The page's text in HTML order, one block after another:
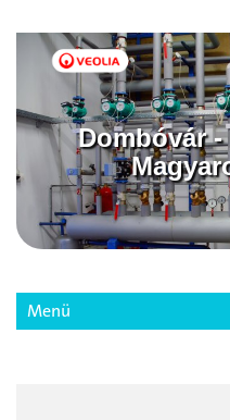
Dombóvár -
Menü